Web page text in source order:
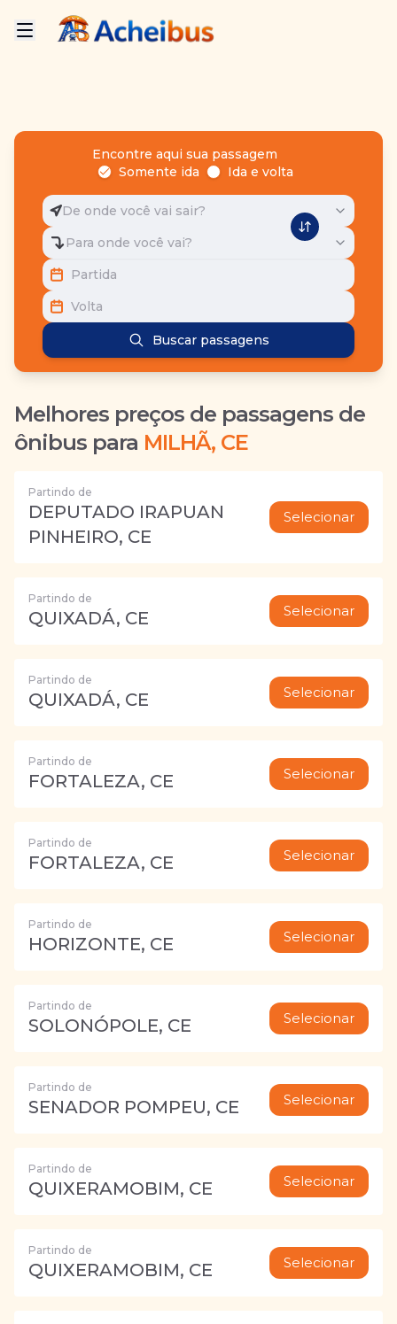
Encontre aqui sua passagem
Somente ida
Ida e volta
De onde você vai sair?
Para onde você vai?
Partida
Volta
Buscar passagens
Melhores preços de passagens de
ônibus para MILHÃ, CE
Partindo de
DEPUTADO IRAPUAN
PINHEIRO, CE
Selecionar
Partindo de
QUIXADÁ, CE Selecionar
Partindo de
QUIXADÁ, CE Selecionar
Partindo de
FORTALEZA, CE Selecionar
Partindo de
FORTALEZA, CE Selecionar
Partindo de
HORIZONTE, CE Selecionar
Partindo de
SOLONÓPOLE, CE Selecionar
Partindo de
SENADOR POMPEU, CE Selecionar
Partindo de
QUIXERAMOBIM, CE Selecionar
Partindo de
QUIXERAMOBIM, CE Selecionar